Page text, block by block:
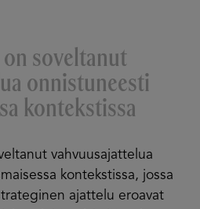
soveltanut
onnistuneesti
kontekstissa
vahvuusajattelua
kontekstissa, jossa
­ajattelu eroavat